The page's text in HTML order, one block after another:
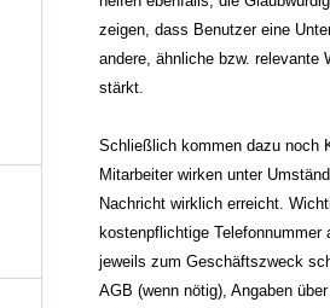
zeigen, dass Benutzer eine
andere, ähnliche bzw. relevante
stärkt.
Schließlich kommen dazu noch
Mitarbeiter wirken unter
Nachricht wirklich erreicht.
kostenpflichtige
jeweils zum Geschäftszweck
AGB (wenn nötig), Angaben